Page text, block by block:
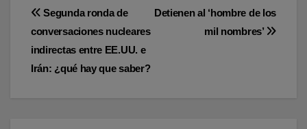
Navegación
de
entradas
Detienen al ‘hombre de los
mil nombres’
Segunda ronda de
conversaciones nucleares
indirectas entre EE.UU. e
Irán: ¿qué hay que saber?